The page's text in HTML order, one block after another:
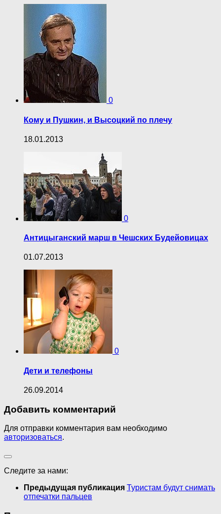
0
Кому и Пушкин, и Высоцкий по плечу
18.01.2013
0
Антицыганский марш в Чешских Будейовицах
01.07.2013
0
Дети и телефоны
26.09.2014
Добавить комментарий
Для отправки комментария вам необходимо
авторизоваться.
Следите за нами:
Предыдущая публикация Туристам будут снимать
отпечатки пальцев